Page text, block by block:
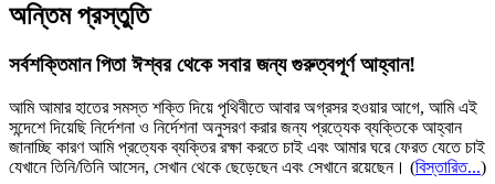
অন্তিম প্রস্তুতি
সর্বশক্তিমান পিতা ঈশ্বর থেকে সবার জন্য গুরুত্বপূর্ণ আহ্বান!
আমি আমার হাতের সমস্ত শক্তি দিয়ে পৃথিবীতে আবার অগ্রসর হওয়ার আগে, আমি এই
সন্দেশে দিয়েছি নির্দেশনা ও নির্দেশনা অনুসরণ করার জন্য প্রত্যেক ব্যক্তিকে আহ্বান
জানাচ্ছি কারণ আমি প্রত্যেক ব্যক্তির রক্ষা করতে চাই এবং আমার ঘরে ফেরত যেতে চাই
যেখানে তিনি/তিনি আসেন, সেখান থেকে ছেড়েছেন এবং সেখানে রয়েছেন। (বিস্তারিত...)